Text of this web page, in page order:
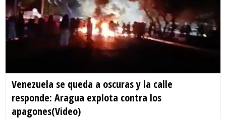
Venezuela se queda a oscuras y la calle
responde: Aragua explota contra los
apagones(Video)